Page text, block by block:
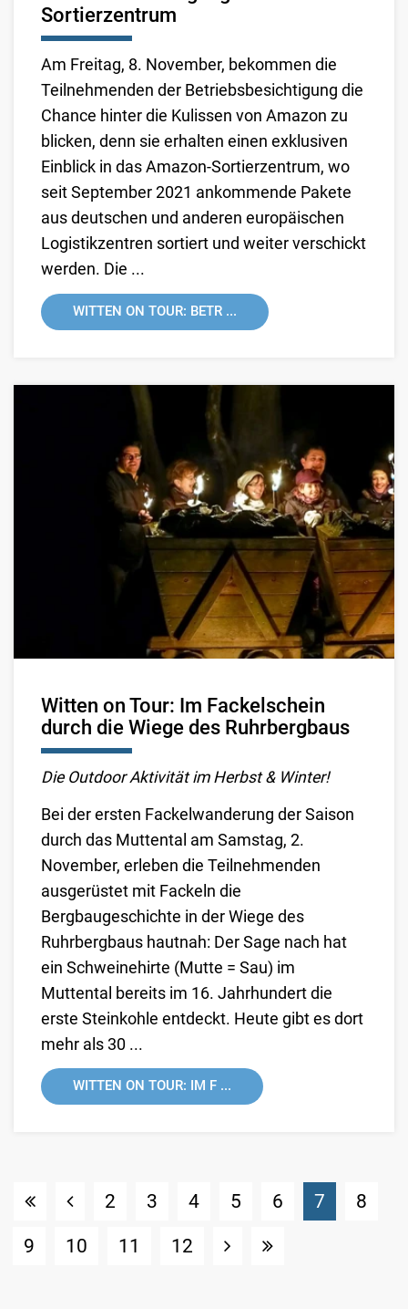
Sortierzentrum
Am Freitag, 8. November, bekommen die
Teilnehmenden der Betriebsbesichtigung die
Chance hinter die Kulissen von Amazon zu
blicken, denn sie erhalten einen exklusiven
Einblick in das Amazon-Sortierzentrum, wo
seit September 2021 ankommende Pakete
aus deutschen und anderen europäischen
Logistikzentren sortiert und weiter verschickt
werden. Die ...
WITTEN ON TOUR: BETR ...
Witten on Tour: Im Fackelschein
durch die Wiege des Ruhrbergbaus
Die Outdoor Aktivität im Herbst & Winter!
Bei der ersten Fackelwanderung der Saison
durch das Muttental am Samstag, 2.
November, erleben die Teilnehmenden
ausgerüstet mit Fackeln die
Bergbaugeschichte in der Wiege des
Ruhrbergbaus hautnah: Der Sage nach hat
ein Schweinehirte (Mutte = Sau) im
Muttental bereits im 16. Jahrhundert die
erste Steinkohle entdeckt. Heute gibt es dort
mehr als 30 ...
WITTEN ON TOUR: IM F ...
2 3 4 5 6 7
8
9
10 11 12